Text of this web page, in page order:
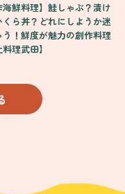
海鮮料理】鮭しゃぶ？漬け
くら丼？どれにしようか迷
う！鮮度が魅力の創作料理
料理武田】